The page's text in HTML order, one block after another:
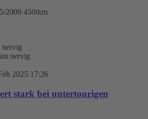
2009 450tkm
nervig
2025 17:26
stark bei untertourigen